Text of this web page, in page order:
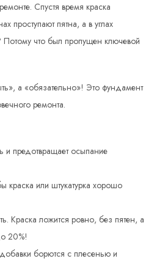
Спустя время краска
проступают пятна, а в углах
Потому что был пропущен ключевой
а «обязательно»! Это фундамент
ремонта.
и предотвращает осыпание
краска или штукатурка хорошо
Краска ложится ровно, без пятен, а
20%!
борются с плесенью и